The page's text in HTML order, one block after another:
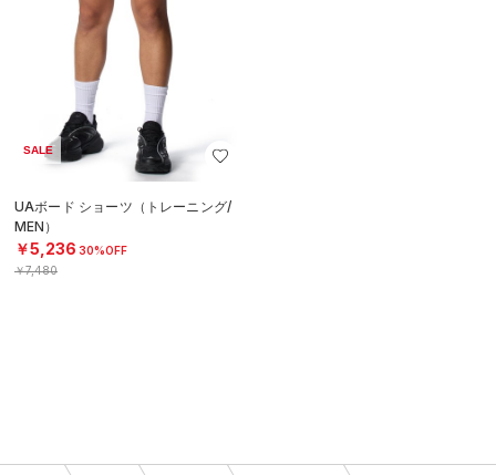
SALE
UAボード ショーツ（トレーニング/
MEN）
￥5,236 30%OFF
￥7,480